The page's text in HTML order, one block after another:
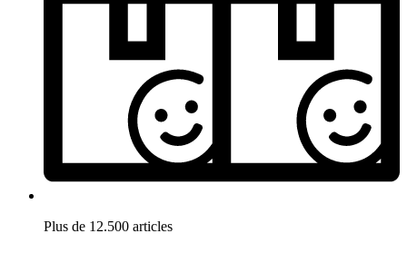
Plus de 12.500 articles